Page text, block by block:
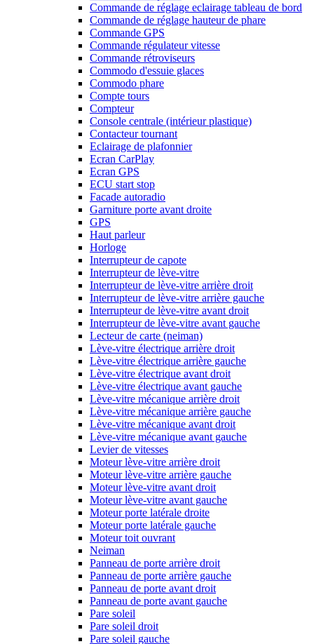
Commande de réglage eclairage tableau de bord
Commande de réglage hauteur de phare
Commande GPS
Commande régulateur vitesse
Commande rétroviseurs
Commodo d'essuie glaces
Commodo phare
Compte tours
Compteur
Console centrale (intérieur plastique)
Contacteur tournant
Eclairage de plafonnier
Ecran CarPlay
Ecran GPS
ECU start stop
Facade autoradio
Garniture porte avant droite
GPS
Haut parleur
Horloge
Interrupteur de capote
Interrupteur de lève-vitre
Interrupteur de lève-vitre arrière droit
Interrupteur de lève-vitre arrière gauche
Interrupteur de lève-vitre avant droit
Interrupteur de lève-vitre avant gauche
Lecteur de carte (neiman)
Lève-vitre électrique arrière droit
Lève-vitre électrique arrière gauche
Lève-vitre électrique avant droit
Lève-vitre électrique avant gauche
Lève-vitre mécanique arrière droit
Lève-vitre mécanique arrière gauche
Lève-vitre mécanique avant droit
Lève-vitre mécanique avant gauche
Levier de vitesses
Moteur lève-vitre arrière droit
Moteur lève-vitre arrière gauche
Moteur lève-vitre avant droit
Moteur lève-vitre avant gauche
Moteur porte latérale droite
Moteur porte latérale gauche
Moteur toit ouvrant
Neiman
Panneau de porte arrière droit
Panneau de porte arrière gauche
Panneau de porte avant droit
Panneau de porte avant gauche
Pare soleil
Pare soleil droit
Pare soleil gauche